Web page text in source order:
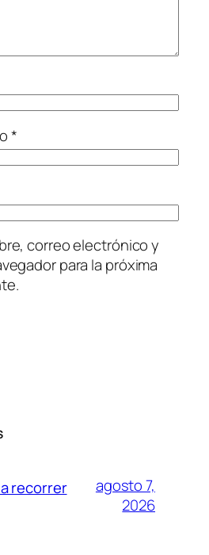
*
correo electrónico y
para la próxima
recorrer
agosto 7,
2026